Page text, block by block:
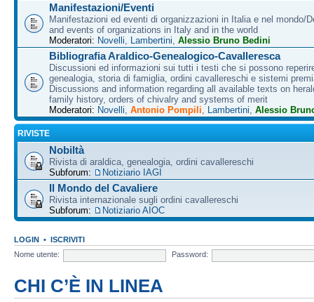
Manifestazioni/Eventi
Manifestazioni ed eventi di organizzazioni in Italia e nel mondo/
and events of organizations in Italy and in the world
Moderatori: Novelli Lambertini Alessio Bruno Bedini
Bibliografia Araldico-Genealogico-Cavalleresca
Discussioni ed informazioni sui tutti i testi che si possono
genealogia, storia di famiglia, ordini cavallereschi e sistemi
Discussions and information regarding all available texts on
family history, orders of chivalry and systems of merit
Moderatori: Novelli Antonio Pompili Lambertini Alessio
RIVISTE
Nobiltà
Rivista di araldica, genealogia, ordini cavallereschi
Subforum:
Notiziario IAGI
Il Mondo del Cavaliere
Rivista internazionale sugli ordini cavallereschi
Subforum:
Notiziario AIOC
LOGIN • ISCRIVITI
Nome utente:
Password:
CHI C’È IN LINEA